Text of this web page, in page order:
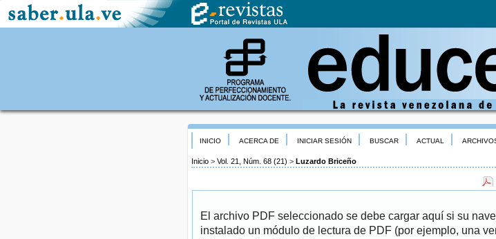
INICIO ACERCA DE INICIAR SESIÓN BUSCAR ACTUAL
Inicio > Vol. 21, Núm. 68 (21) > Luzardo Briceño
El archivo PDF seleccionado se debe cargar aquí si su
instalado un módulo de lectura de PDF (por ejemplo, una